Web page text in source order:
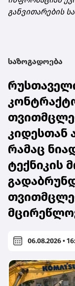
განვითარების
საზოგადოება
კიდესთან
რამაც
ტექნიკის
06.08.2026 •